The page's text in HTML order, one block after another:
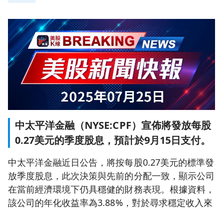
中太平洋金融（NYSE:CPF）宣佈將發放每股
0.27美元的季度股息，預計於9月15日支付。
中太平洋金融近日公告，將按每股0.27美元的標準發
放季度股息，此次決策與先前的分配一致，顯示公司
在當前經濟環境下仍具穩健的財務表現。根據資料，
該公司的年化收益率為3.88%，對於尋求穩定收入來